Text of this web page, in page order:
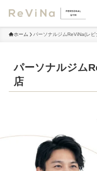
ホーム パーソナルジムReViNa(レビ
パーソナルジム
店